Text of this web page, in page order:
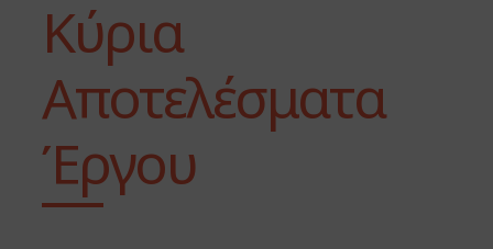
Κύρια
Αποτελέσματα
Έργου